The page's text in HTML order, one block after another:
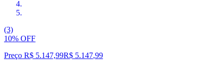
(3)
10% OFF
Preço R$ 5.147,99R$ 5.147,99